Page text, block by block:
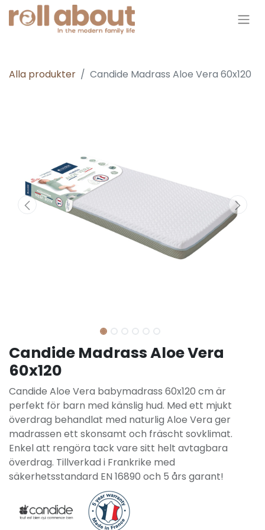
Alla produkter Candide Madrass Aloe Vera 60x120
Candide Madrass Aloe Vera
60x120
Candide Aloe Vera babymadrass 60x120 cm är
perfekt för barn med känslig hud. Med ett mjukt
överdrag behandlat med naturlig Aloe Vera ger
madrassen ett skonsamt och fräscht sovklimat.
Enkel att rengöra tack vare sitt helt avtagbara
överdrag. Tillverkad i Frankrike med
säkerhetsstandard EN 16890 och 5 års garant!